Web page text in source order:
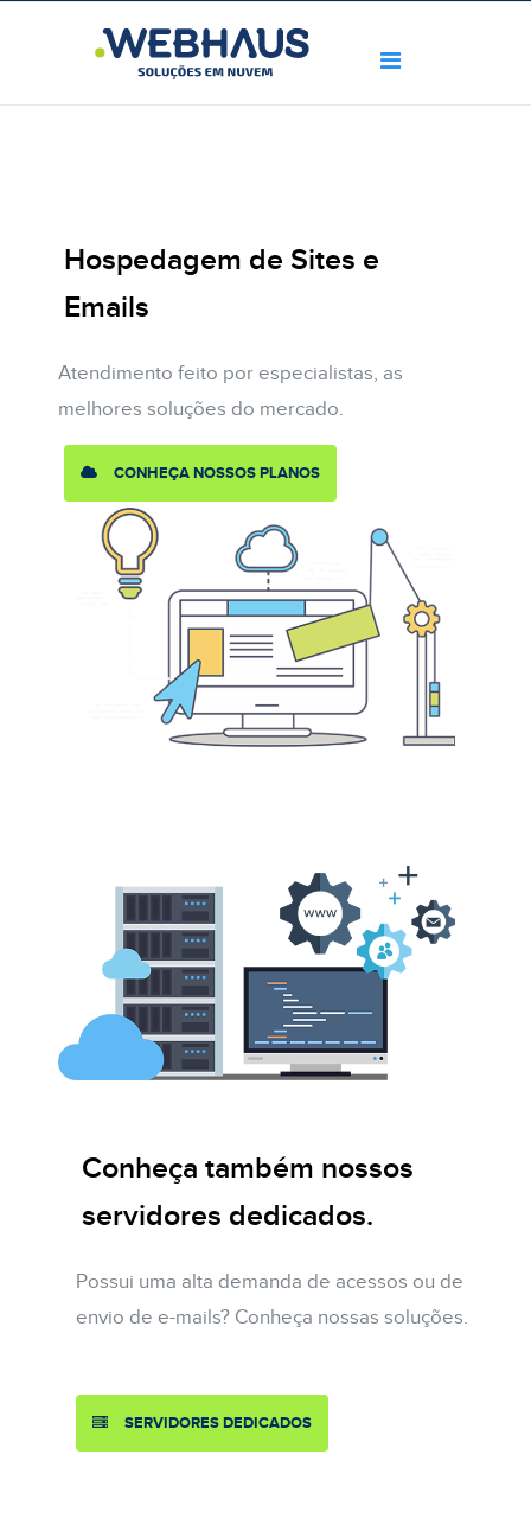
Hospedagem de Sites e
Emails
Atendimento feito por especialistas, as
melhores soluções do mercado.
CONHEÇA NOSSOS PLANOS
Conheça também nossos
servidores dedicados.
Possui uma alta demanda de acessos ou de
envio de e-mails? Conheça nossas soluções.
SERVIDORES DEDICADOS